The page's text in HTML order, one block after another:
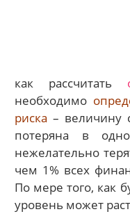
как рассчитать
необходимо
риска – величину
потеряна в
нежелательно
чем 1% всех
По мере того, как
уровень может